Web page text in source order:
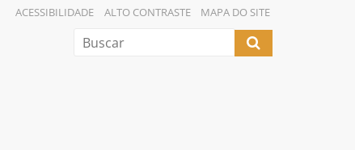
ACESSIBILIDADE ALTO CONTRASTE MAPA DO SITE